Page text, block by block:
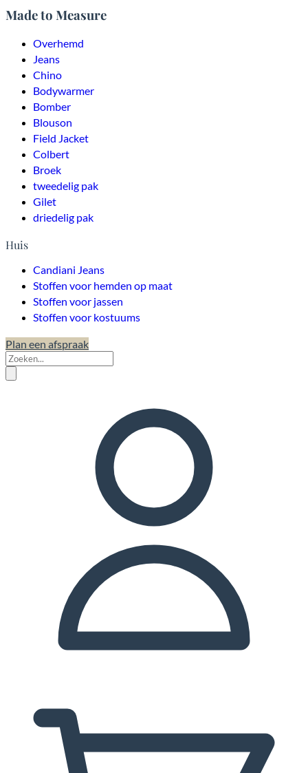
Made to Measure
Overhemd
Jeans
Chino
Bodywarmer
Bomber
Blouson
Field Jacket
Colbert
Broek
tweedelig pak
Gilet
driedelig pak
Huis
Candiani Jeans
Stoffen voor hemden op maat
Stoffen voor jassen
Stoffen voor kostuums
Plan een afspraak